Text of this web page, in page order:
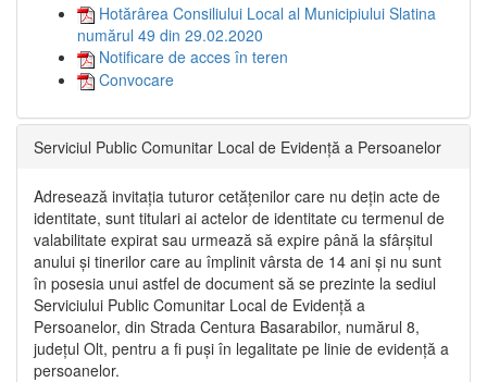
Hotărârea Consiliului Local al Municipiului Slatina
numărul 49 din 29.02.2020
Notificare de acces în teren
Convocare
Serviciul Public Comunitar Local de Evidență a Persoanelor
Adresează invitația tuturor cetățenilor care nu dețin acte de
identitate, sunt titulari ai actelor de identitate cu termenul de
valabilitate expirat sau urmează să expire până la sfârșitul
anului și tinerilor care au împlinit vârsta de 14 ani și nu sunt
în posesia unui astfel de document să se prezinte la sediul
Serviciului Public Comunitar Local de Evidență a
Persoanelor, din Strada Centura Basarabilor, numărul 8,
județul Olt, pentru a fi puși în legalitate pe linie de evidență a
persoanelor.